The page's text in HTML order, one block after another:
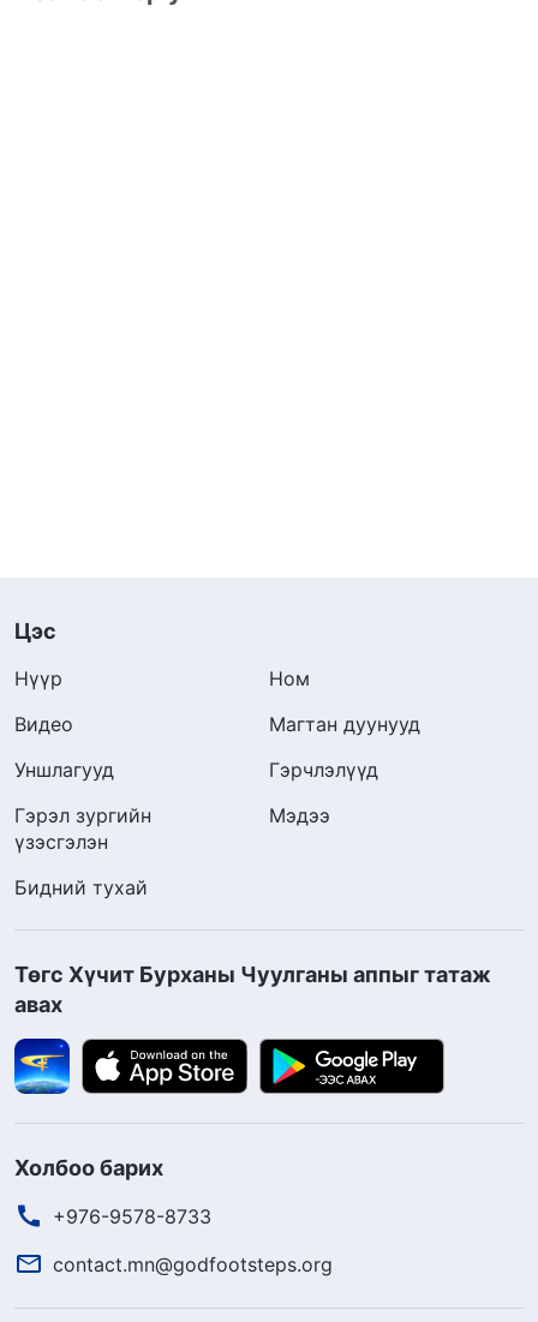
Цэс
Нүүр
Ном
Видео
Магтан дуунууд
Уншлагууд
Гэрчлэлүүд
Гэрэл зургийн
үзэсгэлэн
Мэдээ
Бидний тухай
Төгс Хүчит Бурханы Чуулганы аппыг татаж
авах
Холбоо барих
+976-9578-8733
contact.mn@godfootsteps.org